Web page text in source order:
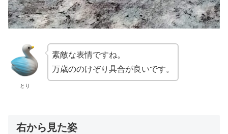
とり
素敵な表情ですね。
万歳ののけぞり具合が良いです。
右から見た姿